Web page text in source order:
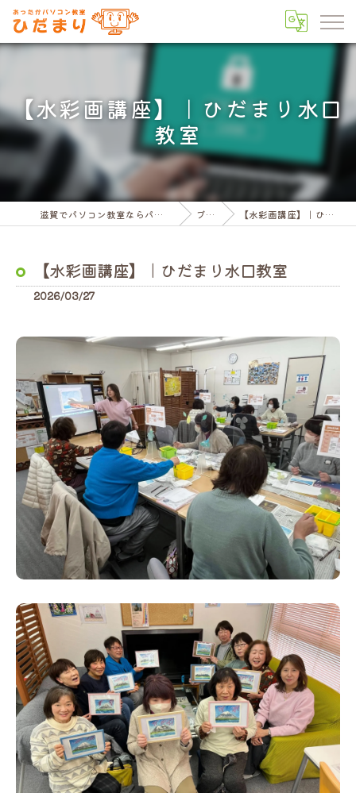
【水彩画講座】｜ひだまり水口
教室
滋賀でパソコン教室ならパソコン教室ひだまり ブログ 【水彩画講座】｜ひだまり水口教室
【水彩画講座】｜ひだまり水口教室
2026/03/27